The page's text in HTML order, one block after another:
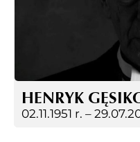
HENRYK
02.11.1951 r. –